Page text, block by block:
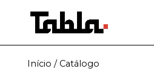
Início / Catálogo